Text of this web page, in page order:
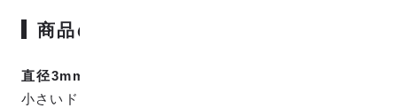
商品の特徴
直径3mmの水玉
小さいドットがかわいい3mmの水玉柄です。